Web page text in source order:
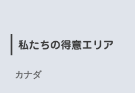
私たちの得意エリア
カナダ